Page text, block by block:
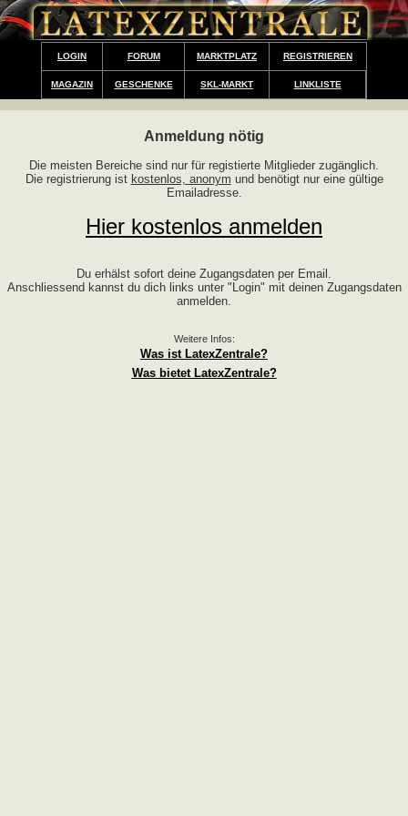
LOGIN FORUM MARKTPLATZ REGISTRIEREN
MAGAZIN GESCHENKE SKL-MARKT LINKLISTE
Anmeldung nötig
Die meisten Bereiche sind nur für registierte Mitglieder zugänglich.
Die registrierung ist kostenlos, anonym und benötigt nur eine gültige
Emailadresse.
Hier kostenlos anmelden
Du erhälst sofort deine Zugangsdaten per Email.
Anschliessend kannst du dich links unter "Login" mit deinen Zugangsdaten
anmelden.
Weitere Infos:
Was ist LatexZentrale?
Was bietet LatexZentrale?